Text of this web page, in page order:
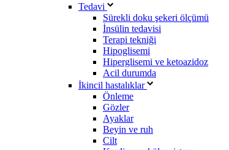
Tedavi
Sürekli doku şekeri ölçümü
İnsülin tedavisi
Terapi tekniği
Hipoglisemi
Hiperglisemi ve ketoazidoz
Acil durumda
İkincil hastalıklar
Önleme
Gözler
Ayaklar
Beyin ve ruh
Cilt